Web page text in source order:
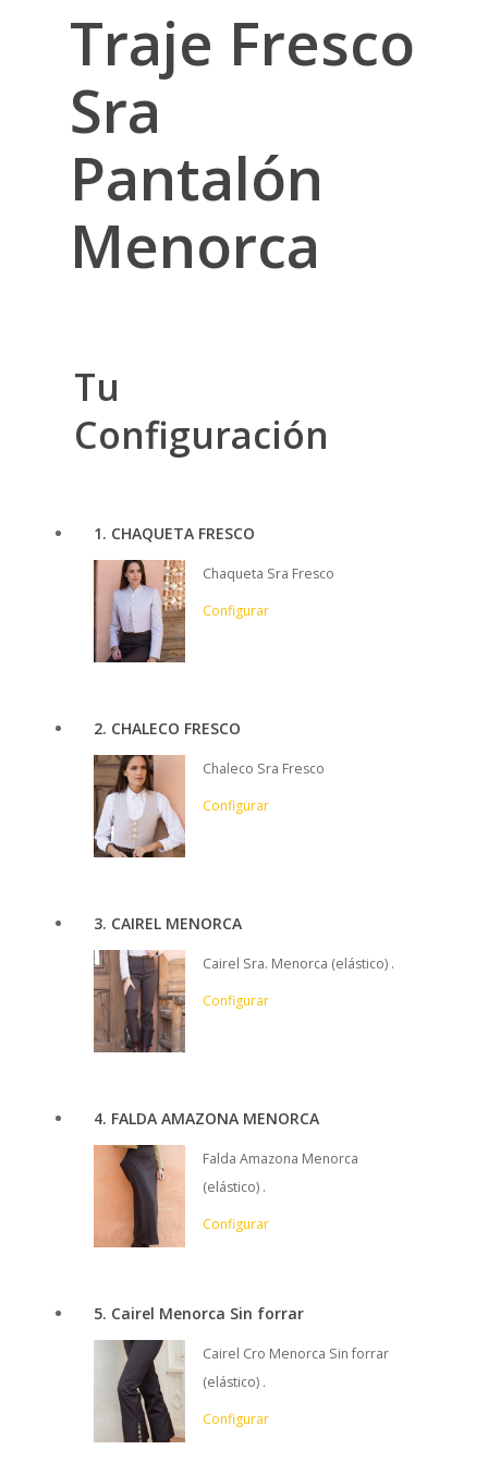
Traje Fresco
Sra
Pantalón
Menorca
Tu
Configuración
1 CHAQUETA FRESCO
Chaqueta Sra Fresco
Configurar
2 CHALECO FRESCO
Chaleco Sra Fresco
Configurar
3 CAIREL MENORCA
Cairel Sra. Menorca (elástico) .
Configurar
4 FALDA AMAZONA MENORCA
Falda Amazona Menorca
(elástico) .
Configurar
5 Cairel Menorca Sin forrar
Cairel Cro Menorca Sin forrar
(elástico) .
Configurar